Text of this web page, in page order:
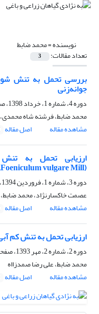
نویسنده =محمد ضابط
تعداد مقالات: 3
بررسی تحمل به تنش
جوانه‌زنی
دوره 4، شماره 1، خرداد 1398، صفحه
محمد ضابط، فرشته شاه
مشاهده مقاله
اصل مقاله
(Foeniculum vulgare Mill.)
دوره 3، شماره 1، فروردین 1394، صفحه
عصمت خاکسارنژاد، محمد
مشاهده مقاله
اصل مقاله
ارزیابی تحمل به تنش کم
دوره 2، شماره 2، مهر 1393، صفحه
محمد ضابط، علی رضا صمدزااه
مشاهده مقاله
اصل مقاله